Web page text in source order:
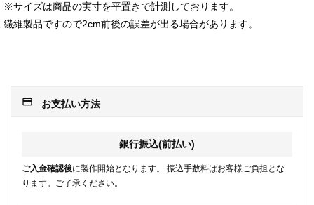
※サイズは商品の実寸を平置きで計測しております。
繊維製品ですので2cm前後の誤差が出る場合があります。
payment お支払い方法
銀行振込(前払い)
ご入金確認後に製作開始となります。 振込手数料はお客様ご負担とな
ります。ご了承ください。